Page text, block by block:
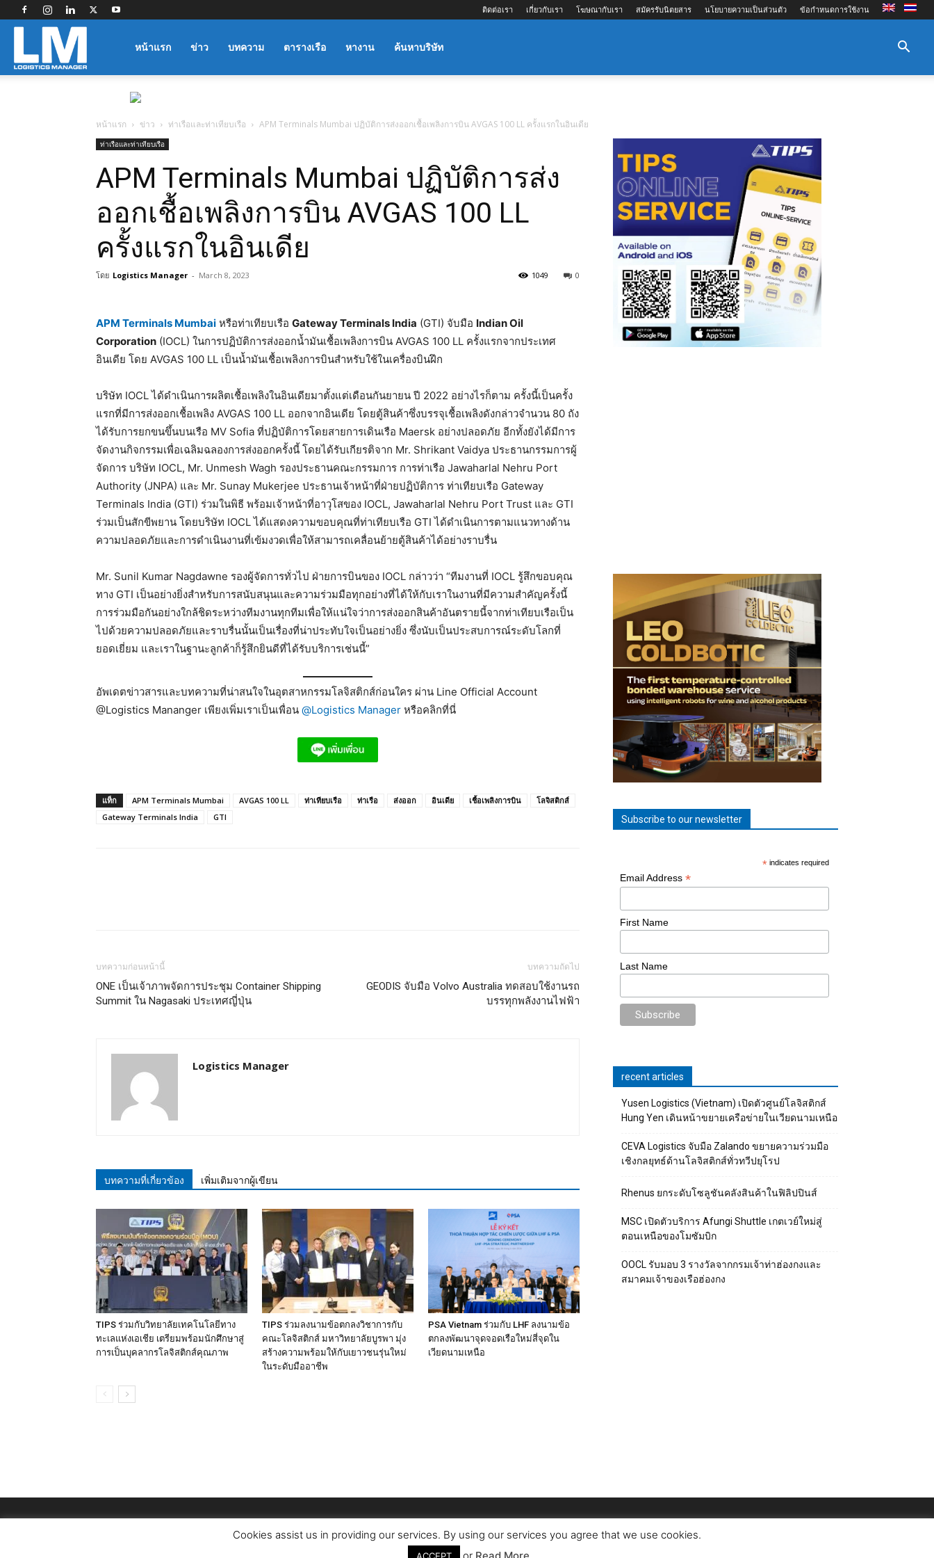
ติดต่อเรา เกี่ยวกับเรา โฆษณากับเรา สมัครรับนิตยสาร นโยบายความเป็นส่วนตัว ข้อกำหนดการใช้งาน
Logistics
Manager
หน้าแรก ข่าว บทความ ตารางเรือ หางาน ค้นหาบริษัท
หน้าแรก ข่าว ท่าเรือและท่าเทียบเรือ APM Terminals Mumbai ปฏิบัติการส่งออกเชื้อเพลิงการบิน AVGAS 100 LL ครั้งแรกในอินเดีย
ท่าเรือและท่าเทียบเรือ
APM Terminals Mumbai ปฏิบัติการส่ง
ออกเชื้อเพลิงการบิน AVGAS 100 LL
ครั้งแรกในอินเดีย
โดย Logistics Manager - March 8, 2023 0
1049
APM Terminals Mumbai หรือท่าเทียบเรือ Gateway Terminals India (GTI) จับมือ Indian Oil
Corporation (IOCL) ในการปฏิบัติการส่งออกน้ำมันเชื้อเพลิงการบิน AVGAS 100 LL ครั้งแรกจากประเทศ
อินเดีย โดย AVGAS 100 LL เป็นน้ำมันเชื้อเพลิงการบินสำหรับใช้ในเครื่องบินฝึก
บริษัท IOCL ได้ดำเนินการผลิตเชื้อเพลิงในอินเดียมาตั้งแต่เดือนกันยายน ปี 2022 อย่างไรก็ตาม ครั้งนี้เป็นครั้ง
แรกที่มีการส่งออกเชื้อเพลิง AVGAS 100 LL ออกจากอินเดีย โดยตู้สินค้าซึ่งบรรจุเชื้อเพลิงดังกล่าวจำนวน 80 ถัง
ได้รับการยกขนขึ้นบนเรือ MV Sofia ที่ปฏิบัติการโดยสายการเดินเรือ Maersk อย่างปลอดภัย อีกทั้งยังได้มีการ
จัดงานกิจกรรมเพื่อเฉลิมฉลองการส่งออกครั้งนี้ โดยได้รับเกียรติจาก Mr. Shrikant Vaidya ประธานกรรมการผู้
จัดการ บริษัท IOCL, Mr. Unmesh Wagh รองประธานคณะกรรมการ การท่าเรือ Jawaharlal Nehru Port
Authority (JNPA) และ Mr. Sunay Mukerjee ประธานเจ้าหน้าที่ฝ่ายปฏิบัติการ ท่าเทียบเรือ Gateway
Terminals India (GTI) ร่วมในพิธี พร้อมเจ้าหน้าที่อาวุโสของ IOCL, Jawaharlal Nehru Port Trust และ GTI
ร่วมเป็นสักขีพยาน โดยบริษัท IOCL ได้แสดงความขอบคุณที่ท่าเทียบเรือ GTI ได้ดำเนินการตามแนวทางด้าน
ความปลอดภัยและการดำเนินงานที่เข้มงวดเพื่อให้สามารถเคลื่อนย้ายตู้สินค้าได้อย่างราบรื่น
Mr. Sunil Kumar Nagdawne รองผู้จัดการทั่วไป ฝ่ายการบินของ IOCL กล่าวว่า “ทีมงานที่ IOCL รู้สึกขอบคุณ
ทาง GTI เป็นอย่างยิ่งสำหรับการสนับสนุนและความร่วมมือทุกอย่างที่ได้ให้กับเราในงานที่มีความสำคัญครั้งนี้
การร่วมมือกันอย่างใกล้ชิดระหว่างทีมงานทุกทีมเพื่อให้แน่ใจว่าการส่งออกสินค้าอันตรายนี้จากท่าเทียบเรือเป็น
ไปด้วยความปลอดภัยและราบรื่นนั้นเป็นเรื่องที่น่าประทับใจเป็นอย่างยิ่ง ซึ่งนับเป็นประสบการณ์ระดับโลกที่
ยอดเยี่ยม และเราในฐานะลูกค้าก็รู้สึกยินดีที่ได้รับบริการเช่นนี้”
อัพเดตข่าวสารและบทความที่น่าสนใจในอุตสาหกรรมโลจิสติกส์ก่อนใคร ผ่าน Line Official Account
@Logistics Mananger เพียงเพิ่มเราเป็นเพื่อน @Logistics Manager หรือคลิกที่นี่
แท็ก APM Terminals Mumbai AVGAS 100 LL ท่าเทียบเรือ ท่าเรือ ส่งออก อินเดีย เชื้อเพลิงการบิน
โลจิสติกส์
Gateway Terminals India
GTI
บทความก่อนหน้านี้
ONE เป็นเจ้าภาพจัดการประชุม Container Shipping
Summit ใน Nagasaki ประเทศญี่ปุ่น
บทความถัดไป
GEODIS จับมือ Volvo Australia ทดสอบใช้งานรถ
บรรทุกพลังงานไฟฟ้า
Logistics Manager
บทความที่เกี่ยวข้อง เพิ่มเติมจากผู้เขียน
TIPS ร่วมกับวิทยาลัยเทคโนโลยีทาง
ทะเลแห่งเอเชีย เตรียมพร้อมนักศึกษาสู่
การเป็นบุคลากรโลจิสติกส์คุณภาพ
TIPS ร่วมลงนามข้อตกลงวิชาการกับ
คณะโลจิสติกส์ มหาวิทยาลัยบูรพา มุ่ง
สร้างความพร้อมให้กับเยาวชนรุ่นใหม่
ในระดับมืออาชีพ
PSA Vietnam ร่วมกับ LHF ลงนามข้อ
ตกลงพัฒนาจุดจอดเรือใหม่สี่จุดใน
เวียดนามเหนือ
Subscribe to our newsletter
* indicates required
Email Address *
First Name
Last Name
recent articles
Yusen Logistics (Vietnam) เปิดตัวศูนย์โลจิสติกส์
Hung Yen เดินหน้าขยายเครือข่ายในเวียดนามเหนือ
CEVA Logistics จับมือ Zalando ขยายความร่วมมือ
เชิงกลยุทธ์ด้านโลจิสติกส์ทั่วทวีปยุโรป
Rhenus ยกระดับโซลูชันคลังสินค้าในฟิลิปปินส์
MSC เปิดตัวบริการ Afungi Shuttle เกตเวย์ใหม่สู่
ตอนเหนือของโมซัมบิก
OOCL รับมอบ 3 รางวัลจากกรมเจ้าท่าฮ่องกงและ
สมาคมเจ้าของเรือฮ่องกง
Cookies assist us in providing our services. By using our services you agree that we use cookies.